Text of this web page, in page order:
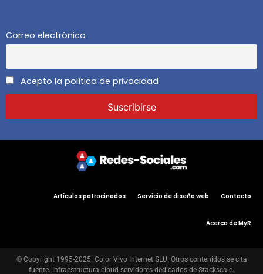
Correo electrónico
Acepto la política de privacidad
Artículos patrocinados Servicio de diseño web Contacto
Acerca de MyR
© Copyright 1995-2025. Color Vivo Internet SLU. Otros contenidos se cita
fuente. Infraestructura cloud servidores dedicados de Stackscale.